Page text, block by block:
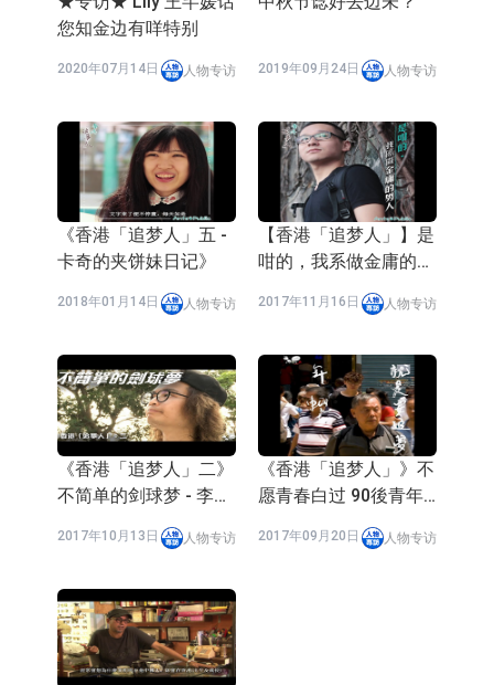
猫(601015.CN)跌8.38%
浙江证监局对财通证券股份有限公司
采取出具警示函措施
山金国际：港股上市工作正常推进中
您知金边有咩特别
2020年07月14日 人物专访 2019年09月24日 人物专访
《香港「追梦人」五 -
卡奇的夹饼妹日记》
2018年01月14日 人物专访
【香港「追梦人」】是
咁的，我系做金庸的男
2017年11月16日 人物专访
《香港「追梦人」二》
不简单的剑球梦 - 李浩
2017年10月13日 人物专访
《香港「追梦人」》不
愿青春白过 90後青年
2017年09月20日 人物专访